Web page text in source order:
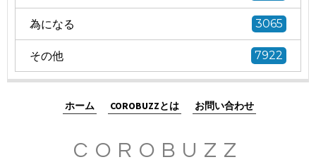
為になる 3065
その他 7922
ホーム COROBUZZとは お問い合わせ
COROBUZZ